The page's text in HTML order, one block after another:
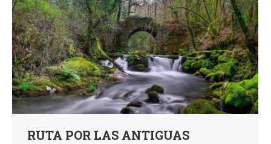
RUTA POR LAS ANTIGUAS